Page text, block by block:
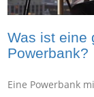
Was ist eine
Powerbank?
Eine Powerbank